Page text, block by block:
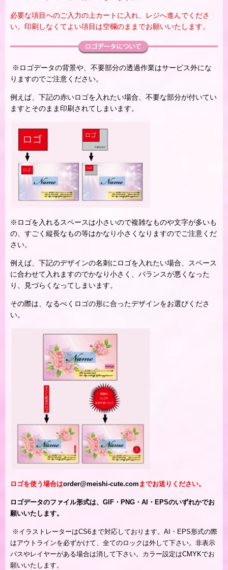
必要な項目へのご入力の上カートに入れ、レジへ進んでくださ
い。印刷しなくてよい項目は空欄のままでお願いいたします。
※ロゴデータの背景や、不要部分の透過作業はサービス外にな
りますのでご注意ください。
例えば、下記の赤いロゴを入れたい場合、不要な部分が付いてい
ますとそのまま印刷されてしまいます。
※ロゴを入れるスペースは小さいので複雑なものや文字が多いも
の、すごく縦長なもの等はかなり小さくなりますのでご注意くだ
さい。
例えば、下記のデザインの名刺にロゴを入れたい場合、スペース
に合わせて入れますのでかなり小さく、バランスが悪くなった
り、見づらくなってしまいます。
その際は、なるべくロゴの形に合ったデザインをお選びくださ
い。
ロゴを使う場合はorder@meishi-cute.com までお送りください。
ロゴデータのファイル形式は、GIF・PNG・AI・EPSのいずれかでお
願いいたします。
※ イラストレーターはCS6まで対応しております。AI・EPS形式の際
はアウトラインを必ずかけて、全てのロックは外して下さい。非表示
パスやレイヤーがある場合は消して下さい。カラー設定はCMYKでお
願いいたします。